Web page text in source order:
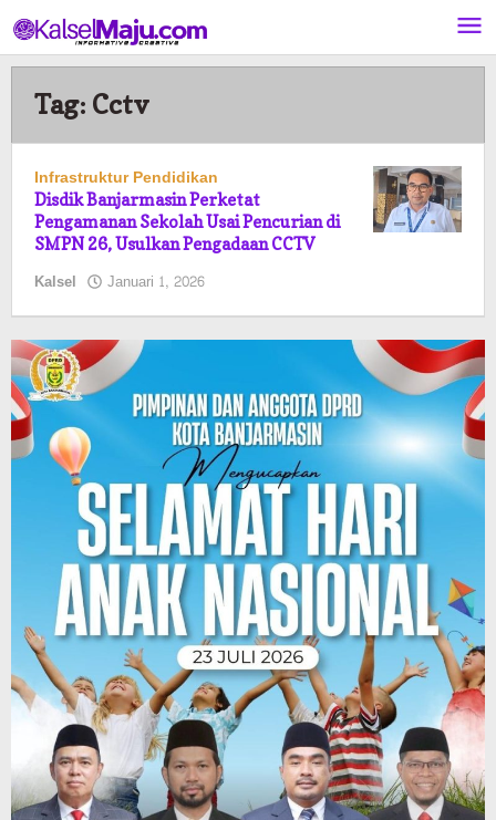
ke
konten
Tag: Cctv
Infrastruktur Pendidikan
Disdik Banjarmasin Perketat
Pengamanan Sekolah Usai Pencurian di
SMPN 26, Usulkan Pengadaan CCTV
Kalsel Januari 1, 2026